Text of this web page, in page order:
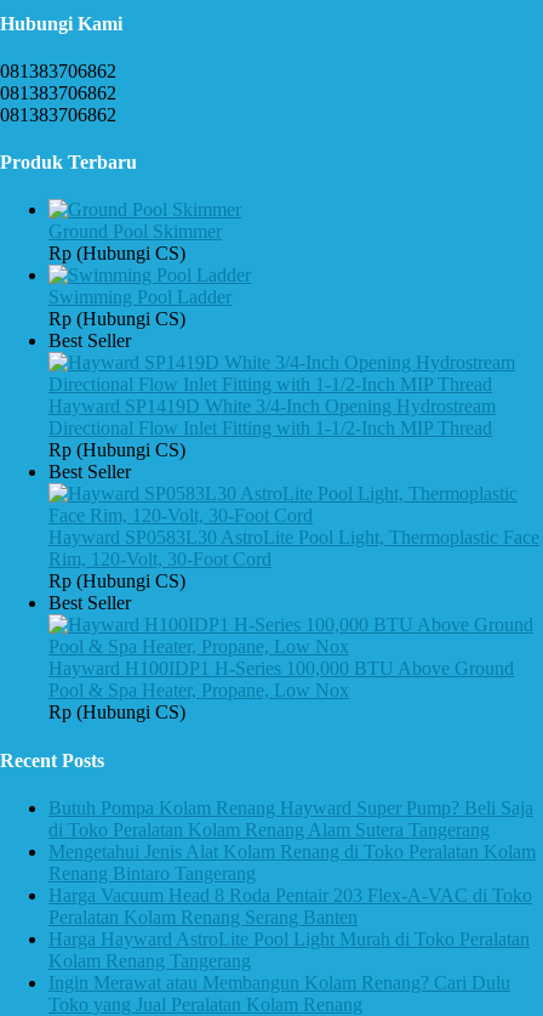
Hubungi Kami
081383706862
081383706862
081383706862
Produk Terbaru
Ground Pool Skimmer
Rp (Hubungi CS)
Swimming Pool Ladder
Rp (Hubungi CS)
Best Seller
Hayward SP1419D White 3/4-Inch Opening Hydrostream
Directional Flow Inlet Fitting with 1-1/2-Inch MIP Thread
Rp (Hubungi CS)
Best Seller
Hayward SP0583L30 AstroLite Pool Light, Thermoplastic Face
Rim, 120-Volt, 30-Foot Cord
Rp (Hubungi CS)
Best Seller
Hayward H100IDP1 H-Series 100,000 BTU Above Ground
Pool & Spa Heater, Propane, Low Nox
Rp (Hubungi CS)
Recent Posts
Butuh Pompa Kolam Renang Hayward Super Pump? Beli Saja
di Toko Peralatan Kolam Renang Alam Sutera Tangerang
Mengetahui Jenis Alat Kolam Renang di Toko Peralatan Kolam
Renang Bintaro Tangerang
Harga Vacuum Head 8 Roda Pentair 203 Flex-A-VAC di Toko
Peralatan Kolam Renang Serang Banten
Harga Hayward AstroLite Pool Light Murah di Toko Peralatan
Kolam Renang Tangerang
Ingin Merawat atau Membangun Kolam Renang? Cari Dulu
Toko yang Jual Peralatan Kolam Renang